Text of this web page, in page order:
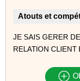
Atouts et
JE SAIS GERER
RELATION CLIENT